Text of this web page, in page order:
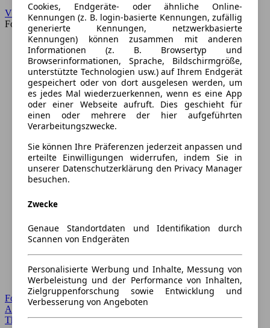
VW
Forum
Forum Startseite
Alle Auto-Foren
Themen-Forum
Cookies, Endgeräte- oder ähnliche Online-
Kennungen (z. B. login-basierte Kennungen, zufällig
generierte Kennungen, netzwerkbasierte
Kennungen) können zusammen mit anderen
Informationen (z. B. Browsertyp und
Browserinformationen, Sprache, Bildschirmgröße,
unterstützte Technologien usw.) auf Ihrem Endgerät
gespeichert oder von dort ausgelesen werden, um
es jedes Mal wiederzuerkennen, wenn es eine App
oder einer Webseite aufruft. Dies geschieht für
einen oder mehrere der hier aufgeführten
Verarbeitungszwecke.
Sie können Ihre Präferenzen jederzeit anpassen und
erteilte Einwilligungen widerrufen, indem Sie in
unserer Datenschutzerklärung den Privacy Manager
besuchen.
Zwecke
Genaue Standortdaten und Identifikation durch
Scannen von Endgeräten
Personalisierte Werbung und Inhalte, Messung von
Werbeleistung und der Performance von Inhalten,
Zielgruppenforschung sowie Entwicklung und
Verbesserung von Angeboten